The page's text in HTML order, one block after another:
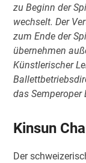
zu Beginn der
wechselt. Der
zum Ende der
übernehmen
Künstlerischer
das Semperoper
Kinsun
Der